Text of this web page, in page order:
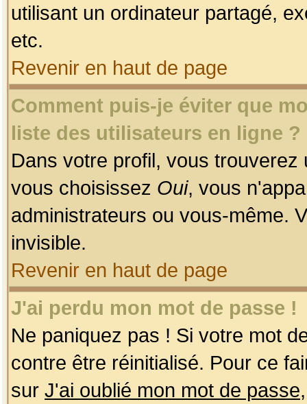
utilisant un ordinateur partagé,
etc.
Revenir en haut de page
Comment puis-je éviter que
liste des utilisateurs en ligne ?
Dans votre profil, vous
vous choisissez Oui, vous
administrateurs ou vous-même.
invisible.
Revenir en haut de page
J'ai perdu mon mot de passe !
Ne paniquez pas ! Si votre mot
contre être réinitialisé. Pour ce
sur J'ai oublié mon mot de passe